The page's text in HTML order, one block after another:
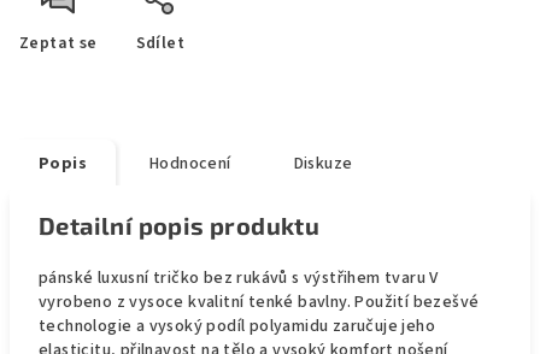
Zeptat se Sdílet
Popis Hodnocení Diskuze
Detailní popis produktu
pánské luxusní tričko bez rukávů s výstřihem tvaru V
vyrobeno z vysoce kvalitní tenké bavlny. Použití bezešvé
technologie a vysoký podíl polyamidu zaručuje jeho